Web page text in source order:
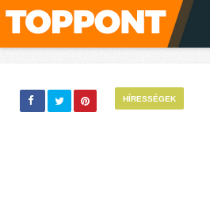
HÍRESSÉGEK